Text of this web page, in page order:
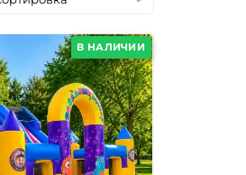
В НАЛИЧИИ